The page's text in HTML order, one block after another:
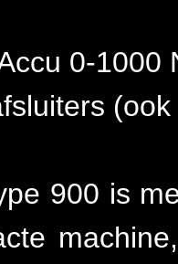
0-1000
900 is